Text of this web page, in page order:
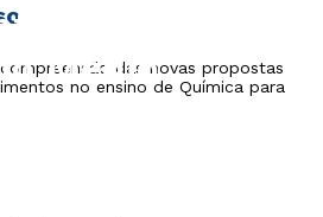
de Química
Médiodas novas propostas
no ensino de Química para